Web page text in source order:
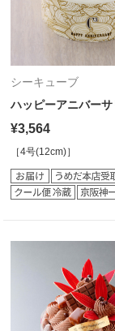
シーキューブ
ハッピーアニバーサ
¥3,564
［4号(12cm)］